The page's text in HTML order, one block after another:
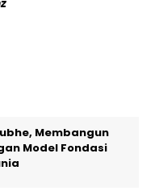
Membangun
Model Fondasi